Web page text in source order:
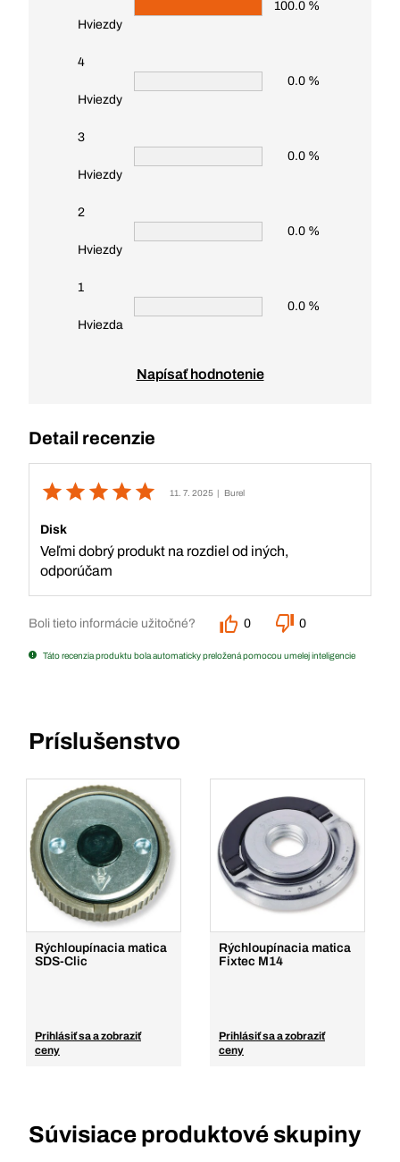
Hviezdy
100.0 %
4
Hviezdy
0.0 %
3
Hviezdy
0.0 %
2
Hviezdy
0.0 %
1
Hviezda
0.0 %
Napísať hodnotenie
Detail recenzie
11. 7. 2025 | Burel
Disk
Veľmi dobrý produkt na rozdiel od iných,
odporúčam
Boli tieto informácie užitočné? 0 0
Táto recenzia produktu bola automaticky preložená pomocou umelej inteligencie
Príslušenstvo
Rýchloupínacia matica
SDS-Clic
Prihlásiť sa a zobraziť
ceny
Rýchloupínacia matica
Fixtec M14
Prihlásiť sa a zobraziť
ceny
Súvisiace produktové skupiny